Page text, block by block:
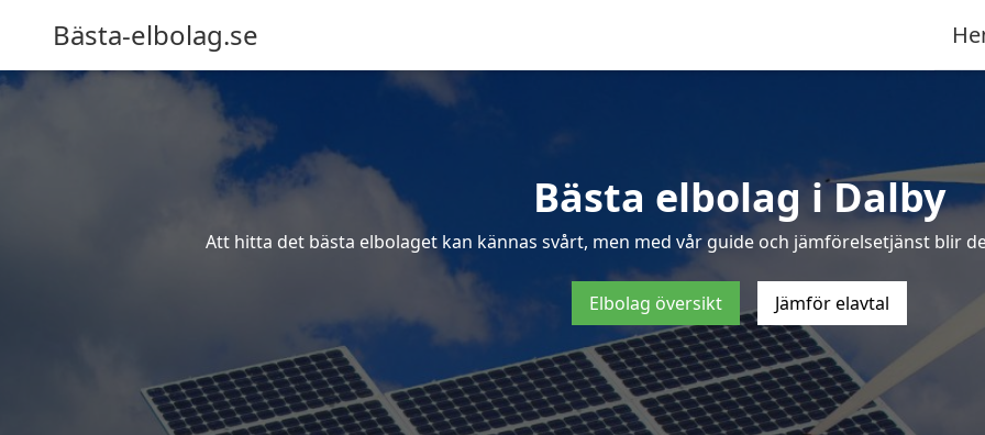
Bästa-elbolag.se
Bästa elbolag i Dalby
Att hitta det bästa elbolaget kan kännas svårt, men med vår guide och jämförelsetjänst blir
Elbolag översikt Jämför elavtal